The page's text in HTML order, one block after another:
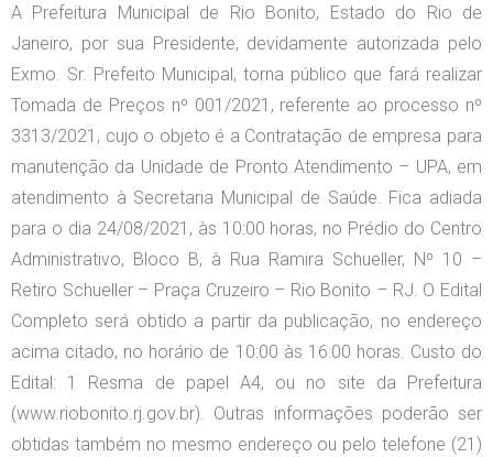
A Prefeitura Municipal de Rio Bonito, Estado do Rio de
Janeiro, por sua Presidente, devidamente autorizada pelo
Exmo. Sr. Prefeito Municipal, torna público que fará realizar
Tomada de Preços nº 001/2021, referente ao processo nº
3313/2021, cujo o objeto é a Contratação de empresa para
manutenção da Unidade de Pronto Atendimento – UPA, em
atendimento à Secretaria Municipal de Saúde. Fica adiada
para o dia 24/08/2021, às 10:00 horas, no Prédio do Centro
Administrativo, Bloco B, à Rua Ramira Schueller, Nº 10 –
Retiro Schueller – Praça Cruzeiro – Rio Bonito – RJ. O Edital
Completo será obtido a partir da publicação, no endereço
acima citado, no horário de 10:00 às 16:00 horas. Custo do
Edital: 1 Resma de papel A4, ou no site da Prefeitura
(www.riobonito.rj.gov.br). Outras informações poderão ser
obtidas também no mesmo endereço ou pelo telefone (21)